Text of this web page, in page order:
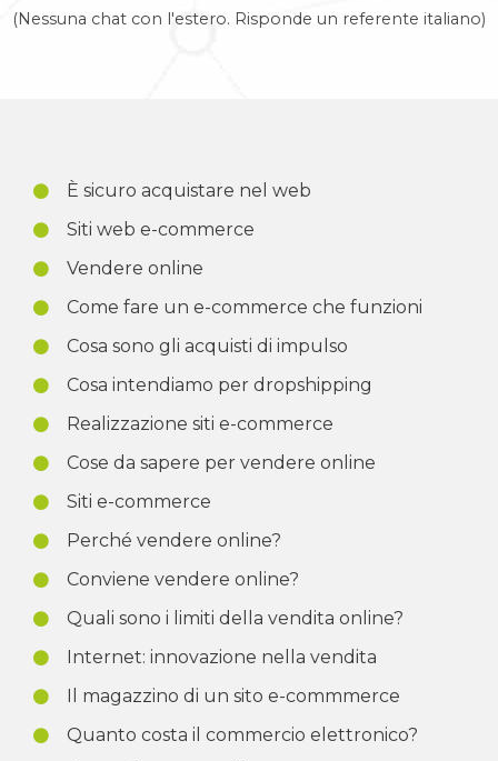
(Nessuna chat con l'estero. Risponde un referente italiano)
È sicuro acquistare nel web
Siti web e-commerce
Vendere online
Come fare un e-commerce che funzioni
Cosa sono gli acquisti di impulso
Cosa intendiamo per dropshipping
Realizzazione siti e-commerce
Cose da sapere per vendere online
Siti e-commerce
Perché vendere online?
Conviene vendere online?
Quali sono i limiti della vendita online?
Internet: innovazione nella vendita
Il magazzino di un sito e-commmerce
Quanto costa il commercio elettronico?